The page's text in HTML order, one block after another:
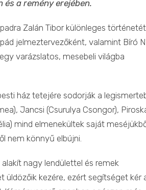
a remény erejében.
Zalán Tibor különleges
jelmeztervezőként, valamint Bíró
varázslatos, mesebeli világba
ház tetejére sodorják a
Jancsi (Csurulya Csongor),
mind elmenekültek saját
nem könnyű elbújni.
nagy lendülettel és remek
üldözőik kezére, ezért segítséget kér